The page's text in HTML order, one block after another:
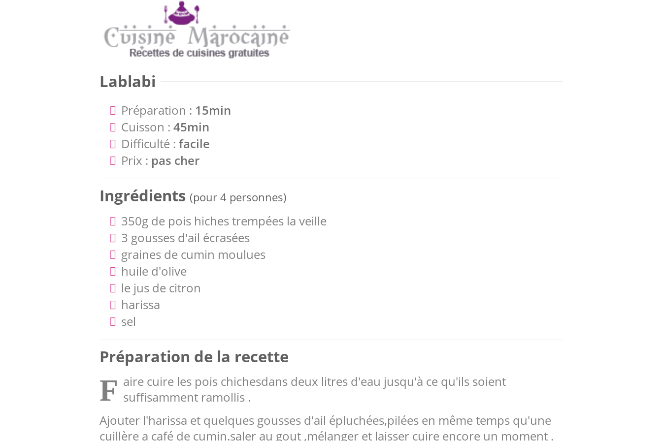
Lablabi
Préparation : 15min
Cuisson : 45min
Difficulté : facile
Prix : pas cher
Ingrédients (pour 4 personnes)
350g de pois hiches trempées la veille
3 gousses d'ail écrasées
graines de cumin moulues
huile d'olive
le jus de citron
harissa
sel
Préparation de la recette
F aire cuire les pois chichesdans deux litres d'eau jusqu'à ce qu'ils soient
suffisamment ramollis .
Ajouter l'harissa et quelques gousses d'ail épluchées,pilées en même temps qu'une
cuillère a café de cumin.saler au gout ,mélanger et laisser cuire encore un moment .